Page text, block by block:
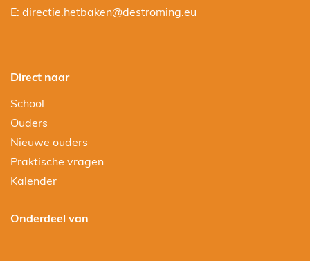
E: directie.hetbaken@destroming.eu
Direct naar
School
Ouders
Nieuwe ouders
Praktische vragen
Kalender
Onderdeel van